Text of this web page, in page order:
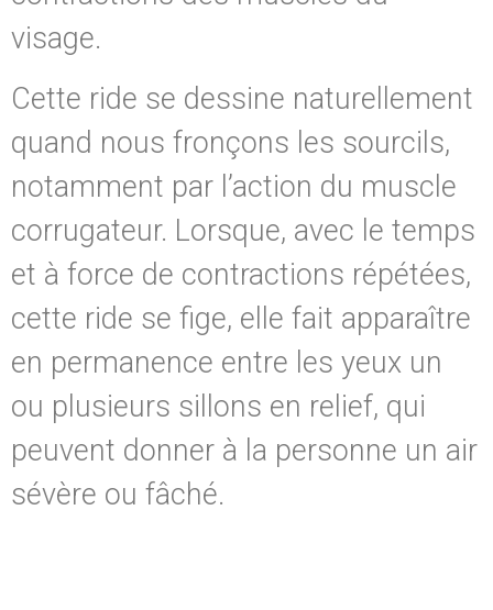
visage.
Cette ride se dessine naturellement
quand nous fronçons les sourcils,
notamment par l’action du muscle
corrugateur. Lorsque, avec le temps
et à force de contractions répétées,
cette ride se fige, elle fait apparaître
en permanence entre les yeux un
ou plusieurs sillons en relief, qui
peuvent donner à la personne un air
sévère ou fâché.